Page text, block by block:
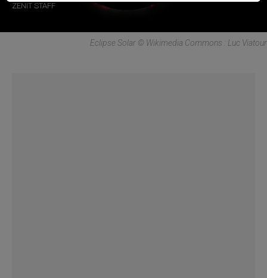
ZENIT STAFF
Eclipse Solar © Wikimedia Commons : Luc Viatour